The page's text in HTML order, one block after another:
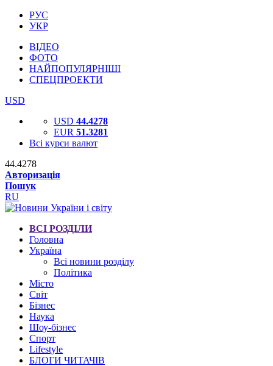
РУС
УКР
ВІДЕО
ФОТО
НАЙПОПУЛЯРНІШІ
СПЕЦПРОЕКТИ
USD
USD 44.4278
EUR 51.3281
Всі курси валют
44.4278
Авторизація
Пошук
RU
ВСІ РОЗДІЛИ
Головна
Україна
Всі новини розділу
Політика
Місто
Світ
Бізнес
Наука
Шоу-бізнес
Спорт
Lifestyle
БЛОГИ ЧИТАЧІВ